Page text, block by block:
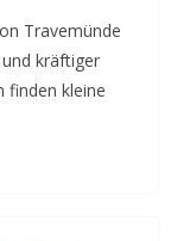
Travemünde
und kräftiger
finden kleine